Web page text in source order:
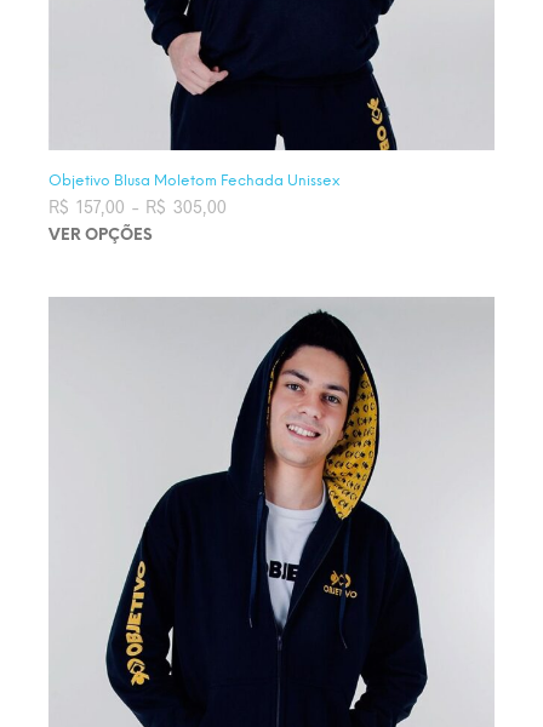
Objetivo Blusa Moletom Fechada Unissex
R$ 157,00 – R$ 305,00
R$ 305,00
VER OPÇÕES